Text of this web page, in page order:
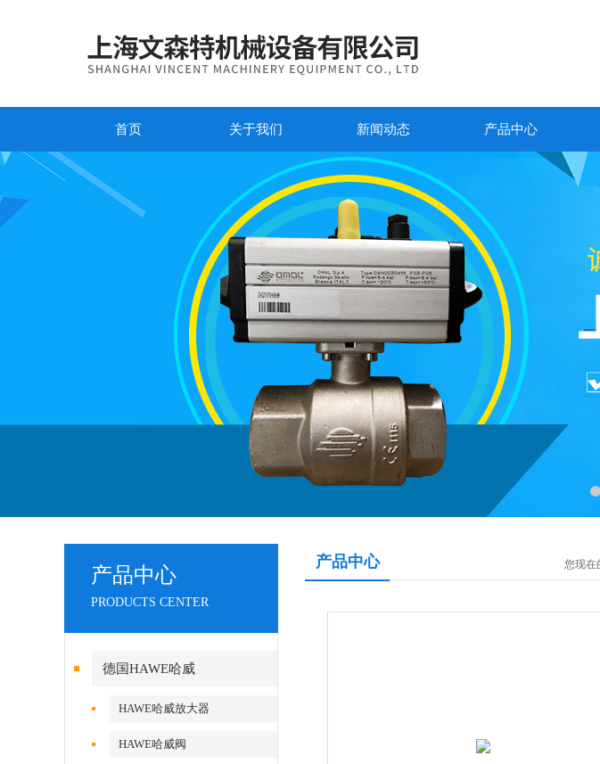
首页 关于我们 新闻动态 产品中心
产品中心
PRODUCTS CENTER
德国HAWE哈威
HAWE哈威放大器
HAWE哈威阀
产品中心 您现在